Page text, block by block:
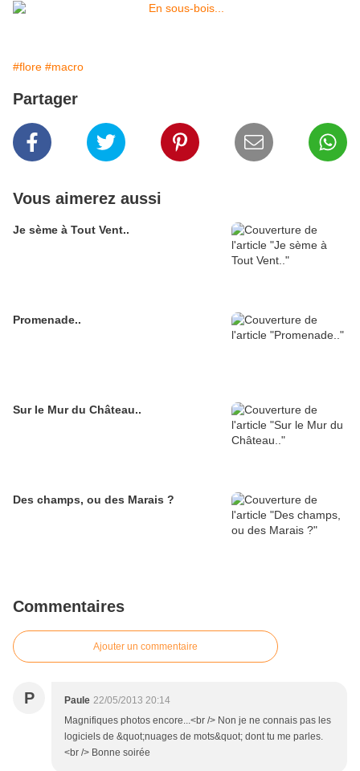
#flore #macro
Partager
Vous aimerez aussi
Je sème à Tout Vent..
Promenade..
Sur le Mur du Château..
Des champs, ou des Marais ?
Commentaires
Ajouter un commentaire
P Paule 22/05/2013 20:14
Magnifiques photos encore...<br /> Non je ne connais pas les
logiciels de &quot;nuages de mots&quot; dont tu me parles.
<br /> Bonne soirée